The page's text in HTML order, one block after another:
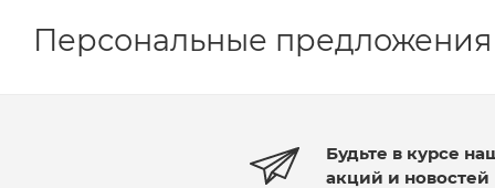
Персональные предложения
Будьте в курсе
акций и новостей